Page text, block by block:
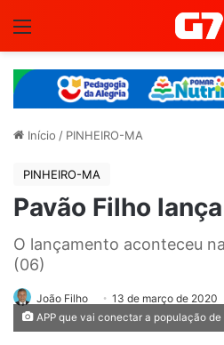
Início / PINHEIRO-MA
PINHEIRO-MA
Pavão Filho
O lançamento aconteceu
(06)
João Filho 13 de março de 2020
APP que vai conectar a população